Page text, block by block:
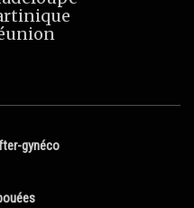
gynéco